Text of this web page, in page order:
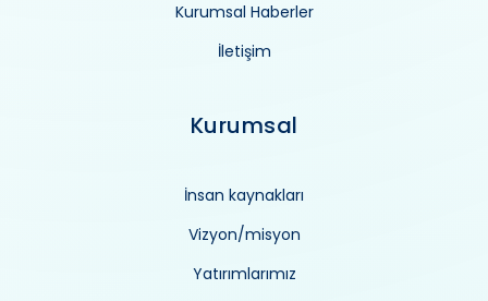
Kurumsal Haberler
İletişim
Kurumsal
İnsan kaynakları
Vizyon/misyon
Yatırımlarımız